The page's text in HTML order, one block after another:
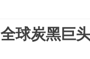
全球炭黑巨